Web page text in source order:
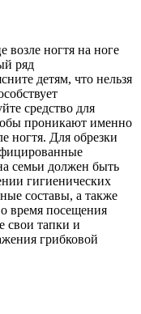
возле ногтя на ноге
ряд
детям, что нельзя
средство для
проникают именно
ногтя. Для обрезки
семьи должен быть
гигиенических
составы, а также
время посещения
свои тапки и
грибковой